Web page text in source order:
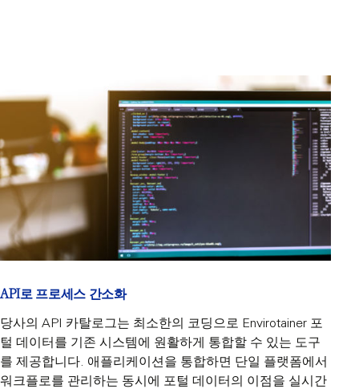
API로 프로세스 간소화
당사의 API 카탈로그는 최소한의 코딩으로 Envirotainer 포
털 데이터를 기존 시스템에 원활하게 통합할 수 있는 도구
를 제공합니다. 애플리케이션을 통합하면 단일 플랫폼에서
워크플로를 관리하는 동시에 포털 데이터의 이점을 실시간